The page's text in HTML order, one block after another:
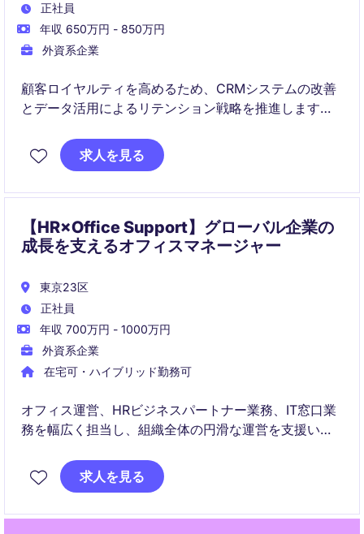
正社員
年収 650万円 - 850万円
外資系企業
顧客ロイヤルティを高めるため、CRMシステムの改善
とデータ活用によるリテンション戦略を推進します。
じて、再購買・契約更新機会を最大化します。
求人を見る
【HR×Office Support】グローバル企業の
成長を支えるオフィスマネージャー
東京23区
正社員
年収 700万円 - 1000万円
外資系企業
在宅可・ハイブリッド勤務可
オフィス運営、HRビジネスパートナー業務、IT窓口業
務を幅広く担当し、組織全体の円滑な運営を支援いた
ら、従業員体験の向上と業務プロセスの改善に貢献で
きるポジションです。
求人を見る